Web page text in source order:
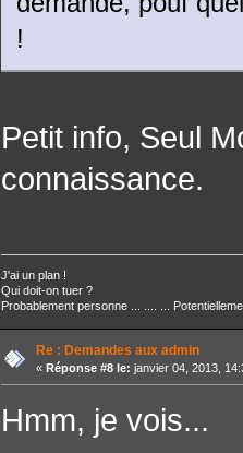
!
Petit info, Seul
connaissance.
J'ai un plan !
Qui doit-on tuer ?
Probablement personne ... .... ...
Re : Demandes aux admin
« Réponse #8 le: janvier 04, 2013,
Hmm, je vois...